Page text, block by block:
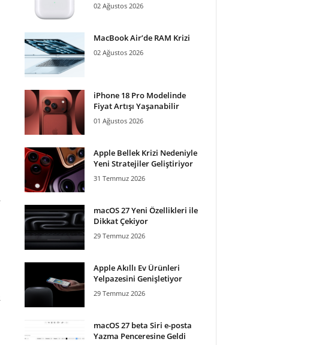
02 Ağustos 2026
MacBook Air’de RAM Krizi
02 Ağustos 2026
iPhone 18 Pro Modelinde
Fiyat Artışı Yaşanabilir
01 Ağustos 2026
Apple Bellek Krizi Nedeniyle
Yeni Stratejiler Geliştiriyor
31 Temmuz 2026
macOS 27 Yeni Özellikleri ile
Dikkat Çekiyor
29 Temmuz 2026
Apple Akıllı Ev Ürünleri
Yelpazesini Genişletiyor
29 Temmuz 2026
macOS 27 beta Siri e-posta
Yazma Penceresine Geldi